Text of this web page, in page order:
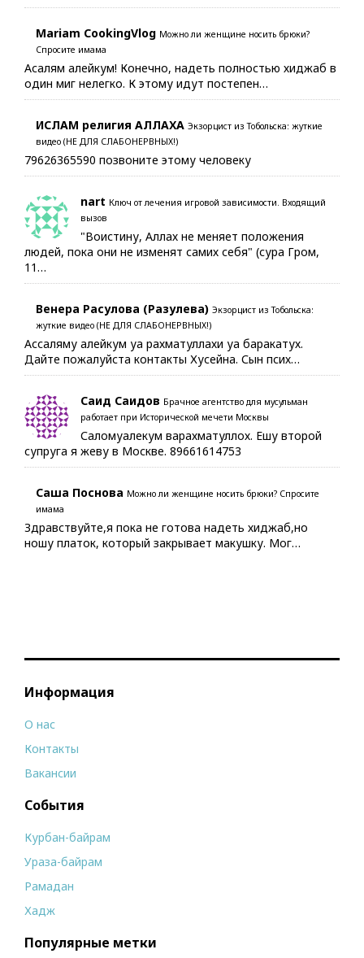
Mariam CookingVlog Можно ли женщине носить брюки?
Спросите имама
Асалям алейкум! Конечно, надеть полностью хиджаб в
один миг нелегко. К этому идут постепен…
ИСЛАМ религия АЛЛАХА Экзорцист из Тобольска: жуткие
видео (НЕ ДЛЯ СЛАБОНЕРВНЫХ!)
79626365590 позвоните этому человеку
nart Ключ от лечения игровой зависимости. Входящий
вызов
"Воистину, Аллах не меняет положения
людей, пока они не изменят самих себя" (сура Гром,
11…
Венера Расулова (Разулева) Экзорцист из Тобольска:
жуткие видео (НЕ ДЛЯ СЛАБОНЕРВНЫХ!)
Ассаляму алейкум уа рахматуллахи уа баракатух.
Дайте пожалуйста контакты Хусейна. Сын псих…
Саид Саидов Брачное агентство для мусульман
работает при Исторической мечети Москвы
Саломуалекум варахматуллох. Ешу второй
супруга я жеву в Москве. 89661614753
Саша Поснова Можно ли женщине носить брюки? Спросите
имама
Здравствуйте,я пока не готова надеть хиджаб,но
ношу платок, который закрывает макушку. Мог…
Информация
О нас
Контакты
Вакансии
События
Курбан-байрам
Ураза-байрам
Рамадан
Хадж
Популярные метки